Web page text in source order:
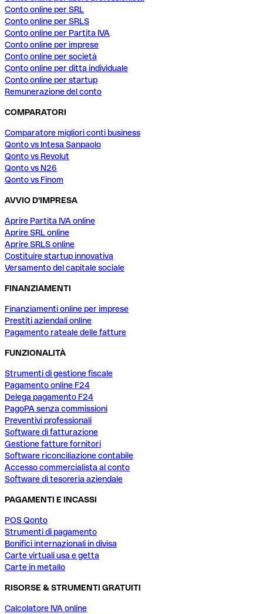
Conto online per SRL
Conto online per SRLS
Conto online per Partita IVA
Conto online per imprese
Conto online per società
Conto online per ditta individuale
Conto online per startup
Remunerazione del conto
COMPARATORI
Comparatore migliori conti business
Qonto vs Intesa Sanpaolo
Qonto vs Revolut
Qonto vs N26
Qonto vs Finom
AVVIO D'IMPRESA
Aprire Partita IVA online
Aprire SRL online
Aprire SRLS online
Costituire startup innovativa
Versamento del capitale sociale
FINANZIAMENTI
Finanziamenti online per imprese
Prestiti aziendali online
Pagamento rateale delle fatture
FUNZIONALITÀ
Strumenti di gestione fiscale
Pagamento online F24
Delega pagamento F24
PagoPA senza commissioni
Preventivi professionali
Software di fatturazione
Gestione fatture fornitori
Software riconciliazione contabile
Accesso commercialista al conto
Software di tesoreria aziendale
PAGAMENTI E INCASSI
POS Qonto
Strumenti di pagamento
Bonifici internazionali in divisa
Carte virtuali usa e getta
Carte in metallo
RISORSE & STRUMENTI GRATUITI
Calcolatore IVA online